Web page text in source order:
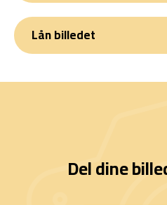
Lån billedet
Del dine